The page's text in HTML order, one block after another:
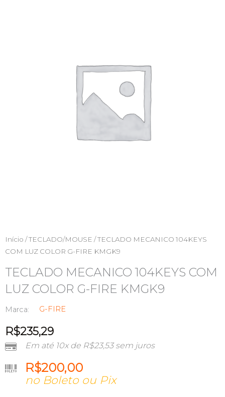
Início /TECLADO/MOUSE / TECLADO MECANICO 104KEYS
COM LUZ COLOR G-FIRE KMGK9
TECLADO MECANICO 104KEYS COM
LUZ COLOR G-FIRE KMGK9
Marca: G-FIRE
R$235,29
Em até 10x de R$23,53sem juros
R$200,00
no Boleto ou Pix